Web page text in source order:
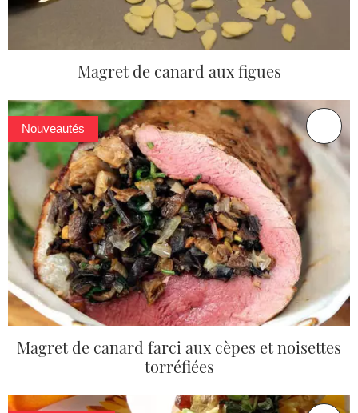
Magret de canard aux figues
Nouveautés
Magret de canard farci aux cèpes et noisettes
torréfiées